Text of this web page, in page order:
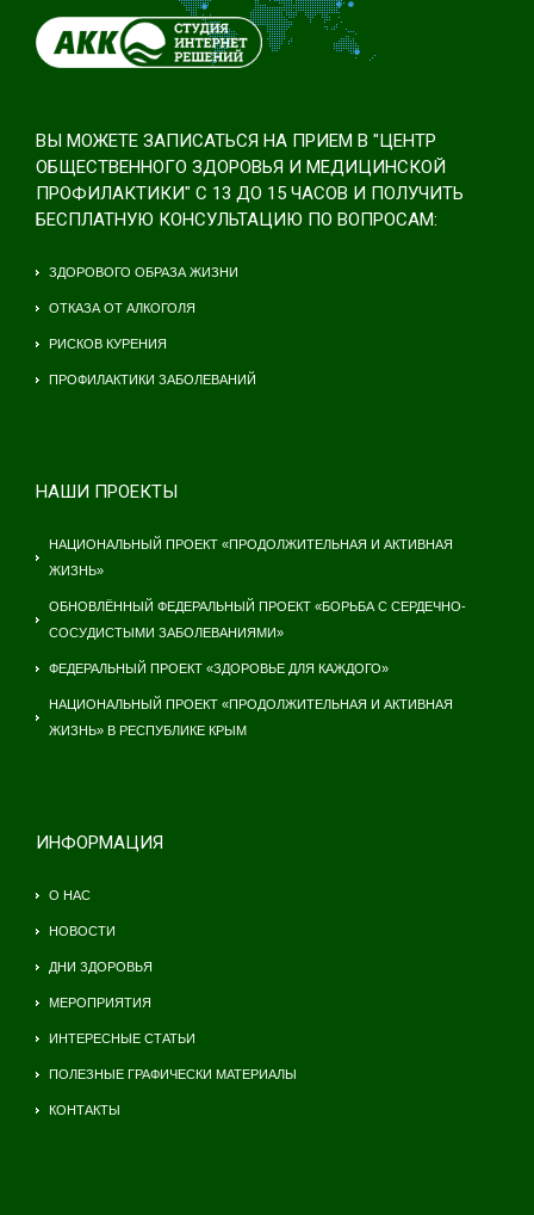
ВЫ МОЖЕТЕ ЗАПИСАТЬСЯ НА ПРИЕМ В "ЦЕНТР
ОБЩЕСТВЕННОГО ЗДОРОВЬЯ И МЕДИЦИНСКОЙ
ПРОФИЛАКТИКИ" С 13 ДО 15 ЧАСОВ И ПОЛУЧИТЬ
БЕСПЛАТНУЮ КОНСУЛЬТАЦИЮ ПО ВОПРОСАМ:
ЗДОРОВОГО ОБРАЗА ЖИЗНИ
ОТКАЗА ОТ АЛКОГОЛЯ
РИСКОВ КУРЕНИЯ
ПРОФИЛАКТИКИ ЗАБОЛЕВАНИЙ
НАШИ ПРОЕКТЫ
НАЦИОНАЛЬНЫЙ ПРОЕКТ «ПРОДОЛЖИТЕЛЬНАЯ И АКТИВНАЯ
ЖИЗНЬ»
ОБНОВЛЁННЫЙ ФЕДЕРАЛЬНЫЙ ПРОЕКТ «БОРЬБА С СЕРДЕЧНО-
СОСУДИСТЫМИ ЗАБОЛЕВАНИЯМИ»
ФЕДЕРАЛЬНЫЙ ПРОЕКТ «ЗДОРОВЬЕ ДЛЯ КАЖДОГО»
НАЦИОНАЛЬНЫЙ ПРОЕКТ «ПРОДОЛЖИТЕЛЬНАЯ И АКТИВНАЯ
ЖИЗНЬ» В РЕСПУБЛИКЕ КРЫМ
ИНФОРМАЦИЯ
О НАС
НОВОСТИ
ДНИ ЗДОРОВЬЯ
МЕРОПРИЯТИЯ
ИНТЕРЕСНЫЕ СТАТЬИ
ПОЛЕЗНЫЕ ГРАФИЧЕСКИ МАТЕРИАЛЫ
КОНТАКТЫ